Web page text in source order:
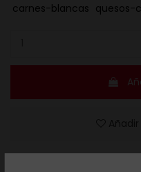
carnes-blancas quesos-